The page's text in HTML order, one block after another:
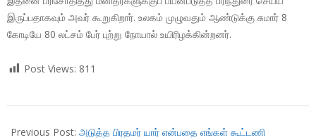
இருப்பதாகவும் அவர் கூறுகிறார். உலகம் முழுவதும் ஆண்டுக்கு சுமார் 8
கோடியே 80 லட்சம் பேர் புற்று நோயால் உயிரிழக்கின்றனர்.
Post Views: 811
07-
Previous Post: அடுத்த பிரதமர் யார் என்பதை எங்கள் கூட்டணி